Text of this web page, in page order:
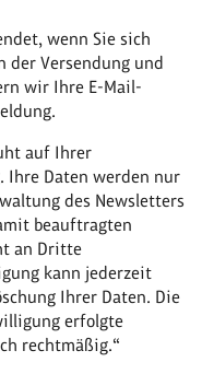
wenn Sie sich
der Versendung und
wir Ihre E-Mail-
auf Ihrer
Daten werden nur
des Newsletters
beauftragten
an Dritte
kann jederzeit
Ihrer Daten. Die
erfolgte
rechtmäßig.“